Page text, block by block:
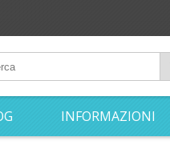
INFORMAZIONI